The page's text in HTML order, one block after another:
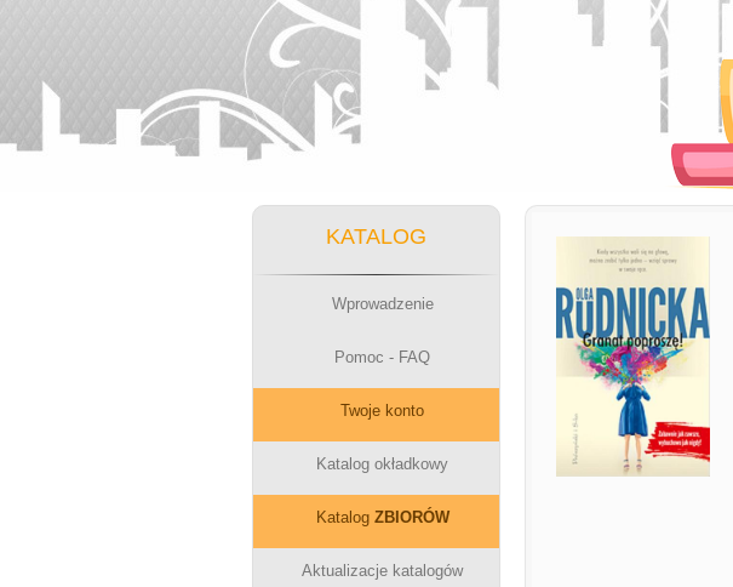
KATALOG
Wprowadzenie
Pomoc - FAQ
Twoje konto
Katalog okładkowy
Katalog ZBIORÓW
Aktualizacje katalogów